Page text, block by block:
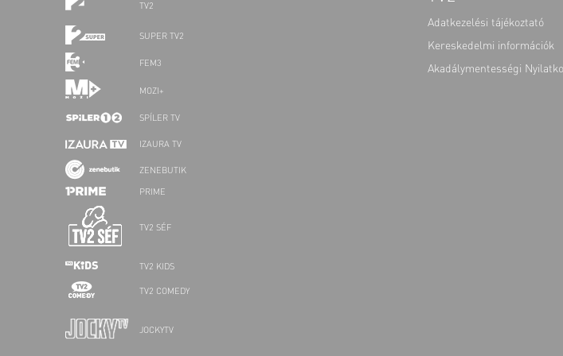
TV2
SUPER TV2
FEM3
MOZI+
SPÍLER TV
IZAURA TV
ZENEBUTIK
PRIME
TV2 SÉF
TV2 KIDS
TV2 COMEDY
JOCKYTV
Adatkezelési tájékoztató
Kereskedelmi információk
Akadálymentességi